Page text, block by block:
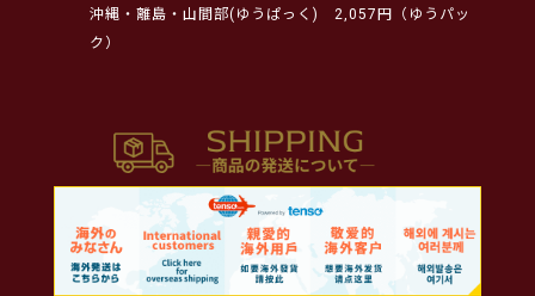
沖縄・離島・山間部(ゆうぱっく)
2,057円（ゆうパッ
ク）